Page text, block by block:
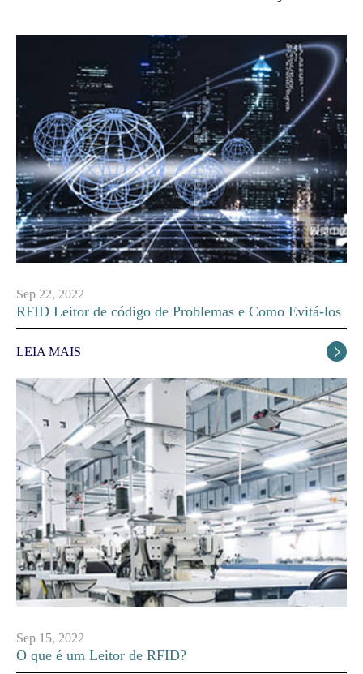
Sep 22, 2022
RFID Leitor de código de Problemas e Como Evitá-los
LEIA MAIS 
Sep 15, 2022
O que é um Leitor de RFID?